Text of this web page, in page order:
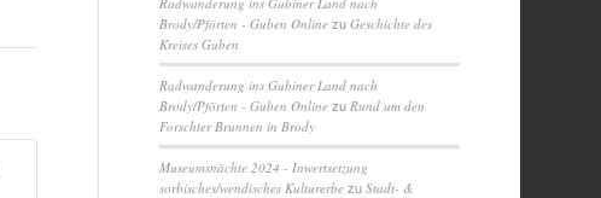
Brody/Pförten - Guben Online zuGeschichte des
Kreises Guben
Radwanderung ins Gubiner Land nach
Brody/Pförten - Guben Online zu Rund um den
Forschter Brunnen in Brody
Museumsnächte 2024 - Inwertsetzung
sorbisches/wendisches Kulturerbe zuStadt- &